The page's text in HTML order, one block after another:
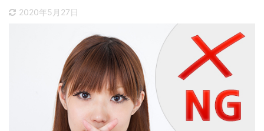
2020年5月27日